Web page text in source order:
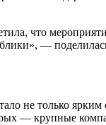
что
—
не только
— крупные